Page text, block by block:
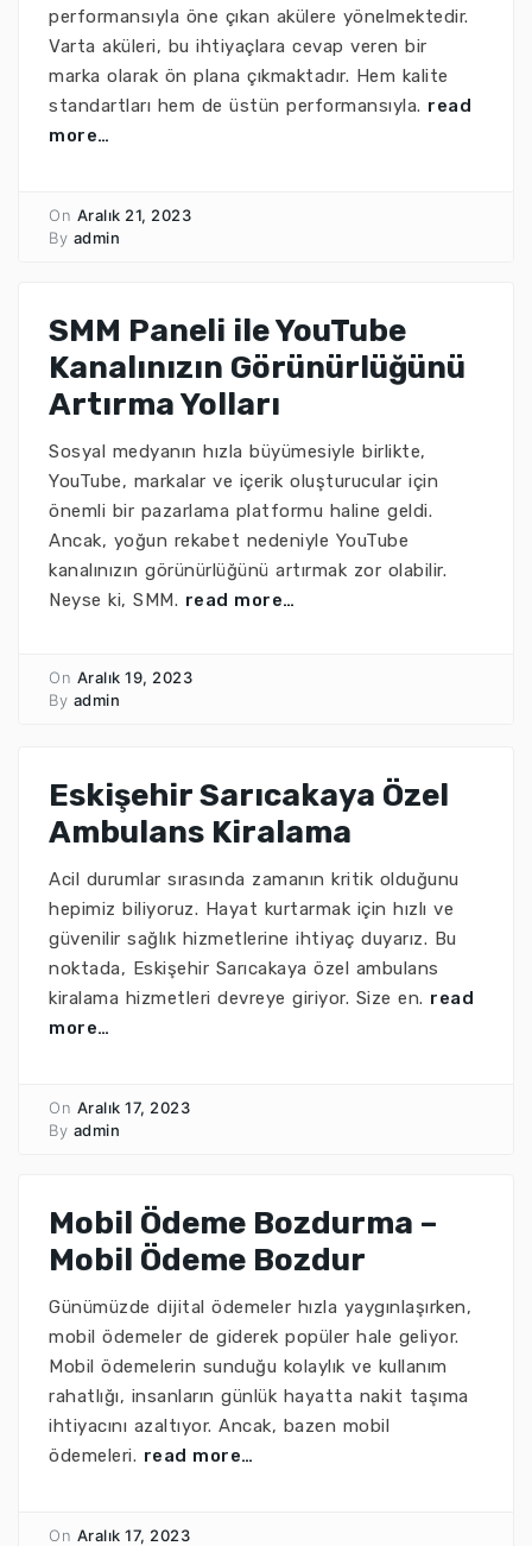
performansıyla öne çıkan akülere yönelmektedir.
Varta aküleri, bu ihtiyaçlara cevap veren bir
marka olarak ön plana çıkmaktadır. Hem kalite
standartları hem de üstün performansıyla. read
more…
On Aralık 21, 2023
By admin
SMM Paneli ile YouTube
Kanalınızın Görünürlüğünü
Artırma Yolları
Sosyal medyanın hızla büyümesiyle birlikte,
YouTube, markalar ve içerik oluşturucular için
önemli bir pazarlama platformu haline geldi.
Ancak, yoğun rekabet nedeniyle YouTube
kanalınızın görünürlüğünü artırmak zor olabilir.
Neyse ki, SMM. read more…
On Aralık 19, 2023
By admin
Eskişehir Sarıcakaya Özel
Ambulans Kiralama
Acil durumlar sırasında zamanın kritik olduğunu
hepimiz biliyoruz. Hayat kurtarmak için hızlı ve
güvenilir sağlık hizmetlerine ihtiyaç duyarız. Bu
noktada, Eskişehir Sarıcakaya özel ambulans
kiralama hizmetleri devreye giriyor. Size en. read
more…
On Aralık 17, 2023
By admin
Mobil Ödeme Bozdurma –
Mobil Ödeme Bozdur
Günümüzde dijital ödemeler hızla yaygınlaşırken,
mobil ödemeler de giderek popüler hale geliyor.
Mobil ödemelerin sunduğu kolaylık ve kullanım
rahatlığı, insanların günlük hayatta nakit taşıma
ihtiyacını azaltıyor. Ancak, bazen mobil
ödemeleri. read more…
On Aralık 17, 2023